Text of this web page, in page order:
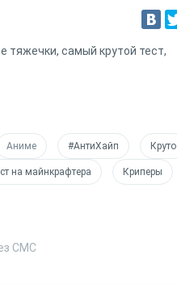
тяжечки, самый крутой тест,
Аниме #АнтиХайп Круто
на майнкрафтера Криперы
СМС